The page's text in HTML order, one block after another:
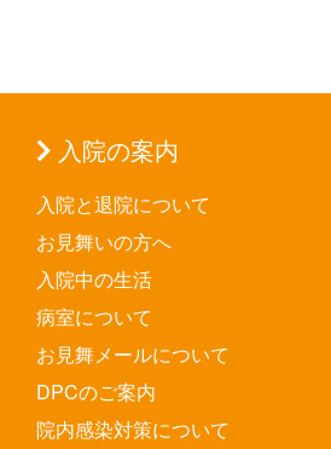
入院の案内
入院と退院について
お見舞いの方へ
入院中の生活
病室について
お見舞メールについて
DPCのご案内
院内感染対策について